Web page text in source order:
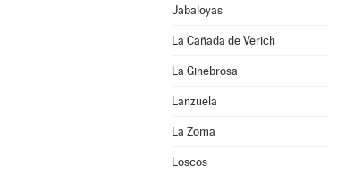
Jabaloyas
La Cañada de Verich
La Ginebrosa
Lanzuela
La Zoma
Loscos